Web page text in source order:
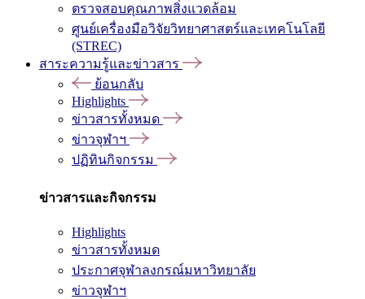
ตรวจสอบคุณภาพสิ่งแวดล้อม
ศูนย์เครื่องมือวิจัยวิทยาศาสตร์และเทคโนโลยี
(STREC)
สาระความรู้และข่าวสาร
ย้อนกลับ
Highlights
ข่าวสารทั้งหมด
ข่าวจุฬาฯ
ปฏิทินกิจกรรม
ข่าวสารและกิจกรรม
Highlights
ข่าวสารทั้งหมด
ประกาศจุฬาลงกรณ์มหาวิทยาลัย
ข่าวจุฬาฯ